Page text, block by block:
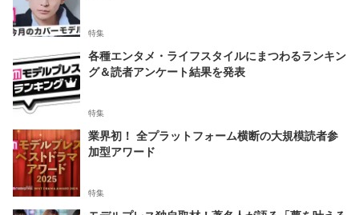
特集
各種エンタメ・ライフスタイルにまつわるランキン
グ＆読者アンケート結果を発表
特集
業界初！ 全プラットフォーム横断の大規模読者参
加型アワード
特集